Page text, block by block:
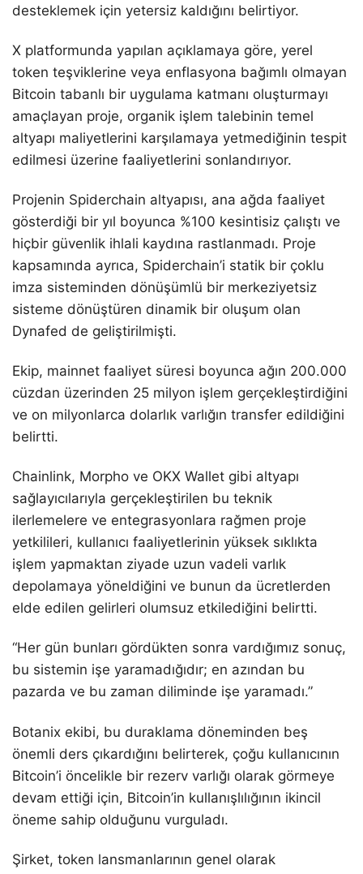
desteklemek için yetersiz kaldığını belirtiyor.
X platformunda yapılan açıklamaya göre, yerel
token teşviklerine veya enflasyona bağımlı olmayan
Bitcoin tabanlı bir uygulama katmanı oluşturmayı
amaçlayan proje, organik işlem talebinin temel
altyapı maliyetlerini karşılamaya yetmediğinin tespit
edilmesi üzerine faaliyetlerini sonlandırıyor.
Projenin Spiderchain altyapısı, ana ağda faaliyet
gösterdiği bir yıl boyunca %100 kesintisiz çalıştı ve
hiçbir güvenlik ihlali kaydına rastlanmadı. Proje
kapsamında ayrıca, Spiderchain’i statik bir çoklu
imza sisteminden dönüşümlü bir merkeziyetsiz
sisteme dönüştüren dinamik bir oluşum olan
Dynafed de geliştirilmişti.
Ekip, mainnet faaliyet süresi boyunca ağın 200.000
cüzdan üzerinden 25 milyon işlem gerçekleştirdiğini
ve on milyonlarca dolarlık varlığın transfer edildiğini
belirtti.
Chainlink, Morpho ve OKX Wallet gibi altyapı
sağlayıcılarıyla gerçekleştirilen bu teknik
ilerlemelere ve entegrasyonlara rağmen proje
yetkilileri, kullanıcı faaliyetlerinin yüksek sıklıkta
işlem yapmaktan ziyade uzun vadeli varlık
depolamaya yöneldiğini ve bunun da ücretlerden
elde edilen gelirleri olumsuz etkilediğini belirtti.
“Her gün bunları gördükten sonra vardığımız sonuç,
bu sistemin işe yaramadığıdır; en azından bu
pazarda ve bu zaman diliminde işe yaramadı.”
Botanix ekibi, bu duraklama döneminden beş
önemli ders çıkardığını belirterek, çoğu kullanıcının
Bitcoin’i öncelikle bir rezerv varlığı olarak görmeye
devam ettiği için, Bitcoin’in kullanışlılığının ikincil
öneme sahip olduğunu vurguladı.
Şirket, token lansmanlarının genel olarak